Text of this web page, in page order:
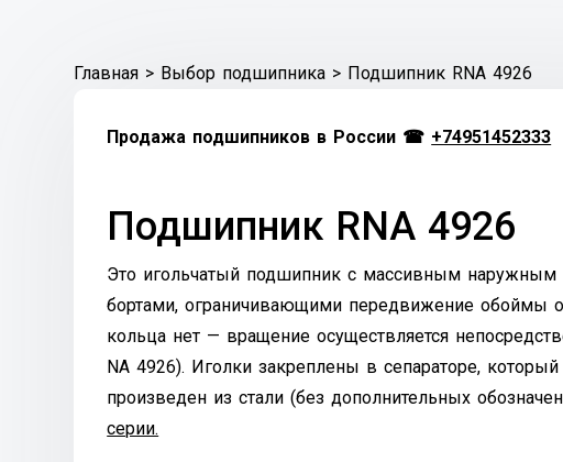
Главная > Выбор подшипника > Подшипник RNA 4926
Продажа подшипников в России ☎ +74951452333
Подшипник RNA 4926
Это игольчатый подшипник с массивным наружным
бортами, ограничивающими передвижение обоймы
кольца нет — вращение осуществляется
NA 4926). Иголки закреплены в сепараторе,
произведен из стали (без дополнительных
серии.